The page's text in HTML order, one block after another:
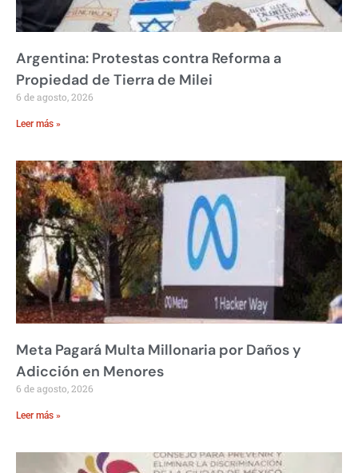
Argentina: Protestas contra Reforma a
Propiedad de Tierra de Milei
6 de agosto, 2026
Leer más »
Meta Pagará Multa Millonaria por Daños y
Adicción en Menores
6 de agosto, 2026
Leer más »